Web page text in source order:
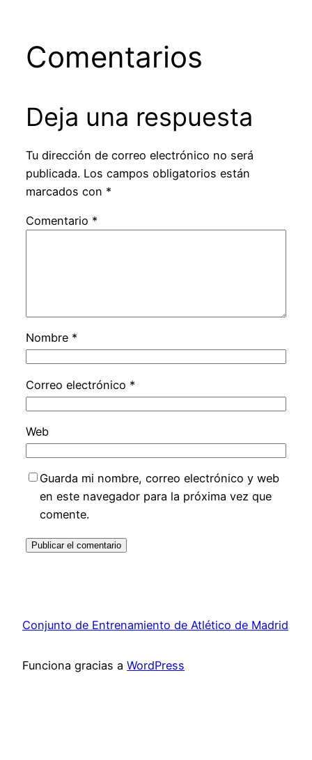
Comentarios
Deja una respuesta
Tu dirección de correo electrónico no será
publicada. Los campos obligatorios están
marcados con *
Comentario *
Nombre *
Correo electrónico *
Web
Guarda mi nombre, correo electrónico y web
en este navegador para la próxima vez que
comente.
Conjunto de Entrenamiento de Atlético de Madrid
Funciona gracias a WordPress